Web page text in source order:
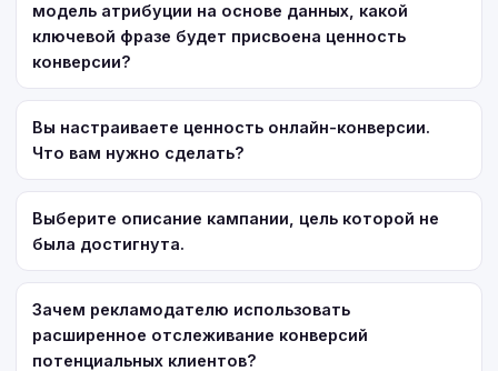
модель атрибуции на основе данных, какой
ключевой фразе будет присвоена ценность
конверсии?
Вы настраиваете ценность онлайн-конверсии.
Что вам нужно сделать?
Выберите описание кампании, цель которой не
была достигнута.
Зачем рекламодателю использовать
расширенное отслеживание конверсий
потенциальных клиентов?